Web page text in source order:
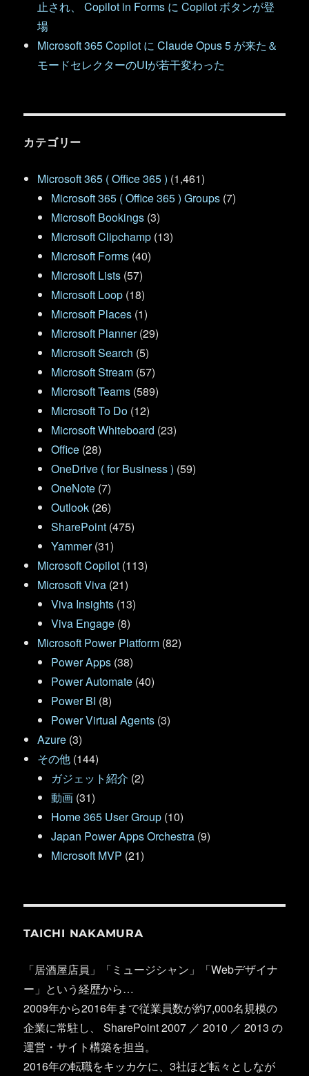
止され、 Copilot in Forms に Copilot ボタンが登
場
Microsoft 365 Copilot に Claude Opus 5 が来た＆
モードセレクターのUIが若干変わった
カテゴリー
Microsoft 365 ( Office 365 ) (1,461)
Microsoft 365 ( Office 365 ) Groups (7)
Microsoft Bookings (3)
Microsoft Clipchamp (13)
Microsoft Forms (40)
Microsoft Lists (57)
Microsoft Loop (18)
Microsoft Places (1)
Microsoft Planner(29)
Microsoft Search (5)
Microsoft Stream (57)
Microsoft Teams (589)
Microsoft To Do (12)
Microsoft Whiteboard (23)
Office (28)
OneDrive ( for Business ) (59)
OneNote (7)
Outlook (26)
SharePoint (475)
Yammer(31)
Microsoft Copilot (113)
Microsoft Viva (21)
Viva Insights (13)
Viva Engage (8)
Microsoft Power Platform (82)
Power Apps (38)
Power Automate (40)
Power BI (8)
Power Virtual Agents (3)
Azure (3)
その他 (144)
ガジェット紹介 (2)
動画 (31)
Home 365 User Group (10)
Japan Power Apps Orchestra (9)
Microsoft MVP (21)
TAICHI NAKAMURA
「居酒屋店員」「ミュージシャン」「Webデザイナ
ー」という経歴から…
2009年から2016年まで従業員数が約7,000名規模の
企業に常駐し、 SharePoint 2007 ／ 2010 ／ 2013 の
運営・サイト構築を担当。
2016年の転職をキッカケに、3社ほど転々としなが